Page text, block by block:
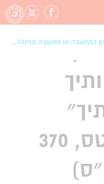
למחשבה או מחשבה מזינה?...
(היפוקרטס, 370